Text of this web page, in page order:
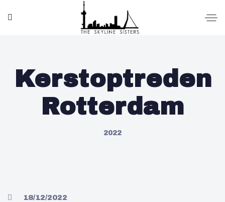
Kerstoptreden
Rotterdam
2022
18/12/2022